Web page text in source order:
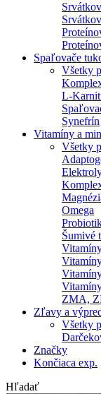
Spaľovače
Všetky
L-
Synefrín
Vitamíny a
Všetky
Omega
Šumivé
ZMA,
Zľavy a
Všetky
Značky
Končiaca exp.
Hľadať